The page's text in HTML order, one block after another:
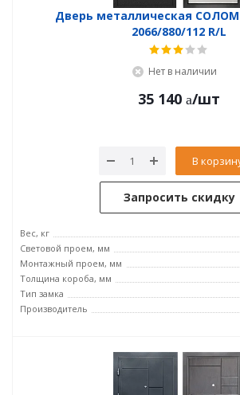
Дверь металлическая
2066/880/112 R/L
Нет в наличии
35 140 /шт
В
Запросить скидку
Вес, кг
Световой проем, мм
Монтажный проем, мм
Толщина короба, мм
Тип замка
Производитель